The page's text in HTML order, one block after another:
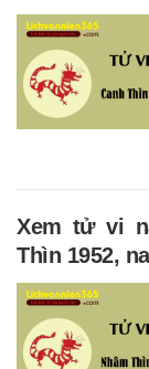
Xem tử vi
Thìn 1952,